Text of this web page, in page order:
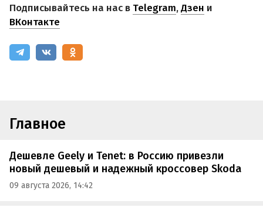
Подписывайтесь на нас в Telegram,Дзен и
ВКонтакте
Главное
Дешевле Geely и Tenet: в Россию привезли
новый дешевый и надежный кроссовер Skoda
09 августа 2026, 14:42